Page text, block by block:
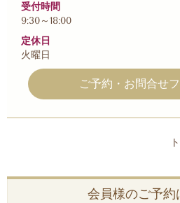
受付時間
9:30～18:00
定休日
火曜日
ご予約・お問合せ
会員様のご予約